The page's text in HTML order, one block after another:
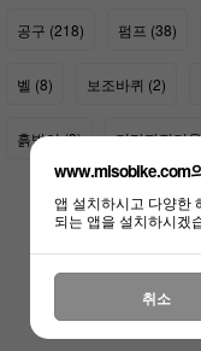
공구 (218) 펌프 (38)
벨 (8) 보조바퀴 (2)
흙받이 (3) 기타자전거
자전
www.misobike.com
앱 설치하시고 다양한
되는 앱을 설치하시겠
취소